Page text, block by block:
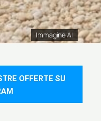
Immagine AI
OFFERTE SU